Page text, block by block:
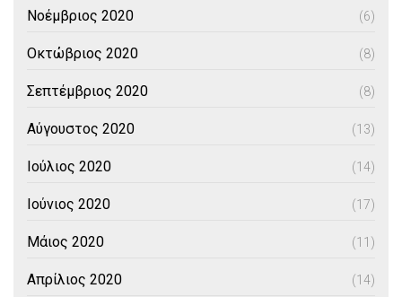
Νοέμβριος 2020 (6)
Οκτώβριος 2020 (8)
Σεπτέμβριος 2020 (8)
Αύγουστος 2020 (13)
Ιούλιος 2020 (14)
Ιούνιος 2020 (17)
Μάιος 2020 (11)
Απρίλιος 2020 (14)